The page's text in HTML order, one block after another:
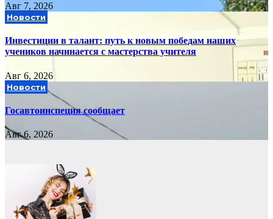
Авг 7, 2026
Новости
Инвестиции в талант: путь к новым победам наших
учеников начинается с мастерства учителя
Авг 6, 2026
Новости
Госавтоинспеция сообщает
Авг 6, 2026